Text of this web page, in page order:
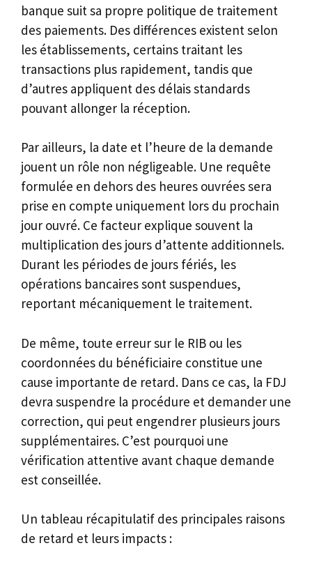
banque suit sa propre politique de traitement
des paiements. Des différences existent selon
les établissements, certains traitant les
transactions plus rapidement, tandis que
d’autres appliquent des délais standards
pouvant allonger la réception.
Par ailleurs, la date et l’heure de la demande
jouent un rôle non négligeable. Une requête
formulée en dehors des heures ouvrées sera
prise en compte uniquement lors du prochain
jour ouvré. Ce facteur explique souvent la
multiplication des jours d’attente additionnels.
Durant les périodes de jours fériés, les
opérations bancaires sont suspendues,
reportant mécaniquement le traitement.
De même, toute erreur sur le RIB ou les
coordonnées du bénéficiaire constitue une
cause importante de retard. Dans ce cas, la FDJ
devra suspendre la procédure et demander une
correction, qui peut engendrer plusieurs jours
supplémentaires. C’est pourquoi une
vérification attentive avant chaque demande
est conseillée.
Un tableau récapitulatif des principales raisons
de retard et leurs impacts :